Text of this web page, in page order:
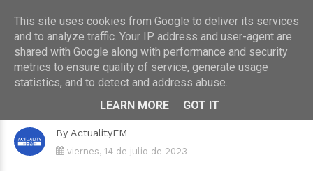
HOME›MÚSICA
Lérica lanza su nuevo single "Un
Rato Pa Siempre" junto a El Taiger
By ActualityFM
viernes, 14 de julio de 2023
This site uses cookies from Google to deliver its services
and to analyze traffic. Your IP address and user-agent are
shared with Google along with performance and security
metrics to ensure quality of service, generate usage
statistics, and to detect and address abuse.
LEARN MORE
GOT IT